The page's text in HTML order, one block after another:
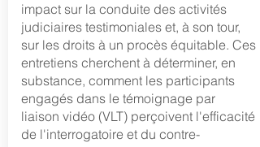
impact sur la conduite des activités
judiciaires testimoniales et, à son tour,
sur les droits à un procès équitable. Ces
entretiens cherchent à déterminer, en
substance, comment les participants
engagés dans le témoignage par
liaison vidéo (VLT) perçoivent l'efficacité
de l'interrogatoire et du contre-